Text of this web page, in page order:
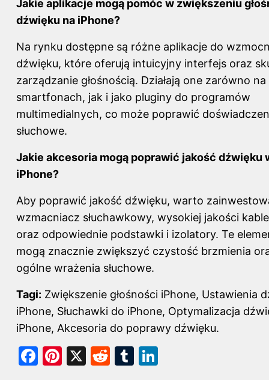
Jakie aplikacje mogą pomóc w zwiększeniu
dźwięku na iPhone?
Na rynku dostępne są różne aplikacje do
dźwięku, które oferują intuicyjny interfejs oraz
zarządzanie głośnością. Działają one zarówno na
smartfonach, jak i jako pluginy do programów
multimedialnych, co może poprawić
słuchowe.
Jakie akcesoria mogą poprawić jakość dźwięku
iPhone?
Aby poprawić jakość dźwięku, warto
wzmacniacz słuchawkowy, wysokiej jakości
oraz odpowiednie podstawki i izolatory. Te
mogą znacznie zwiększyć czystość brzmienia
ogólne wrażenia słuchowe.
Tagi: Zwiększenie głośności iPhone, Ustawienia
iPhone, Słuchawki do iPhone, Optymalizacja
iPhone, Akcesoria do poprawy dźwięku.
F
Pi X
R
T